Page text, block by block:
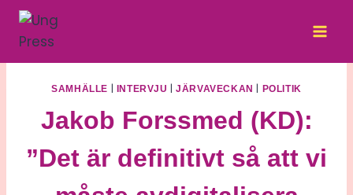
Skip
content
SAMHÄLLE INTERVJU |JÄRVAVECKAN POLITIK
Jakob Forssmed (KD):
”Det är definitivt så att vi